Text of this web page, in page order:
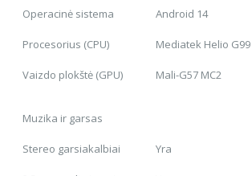
Operacinė sistema Android 14
Procesorius (CPU) Mediatek Helio
Vaizdo plokštė (GPU) Mali-G57 MC2
Muzika ir garsas
Stereo garsiakalbiai Yra